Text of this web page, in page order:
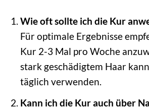
Wie oft sollte ich die Kur
Für optimale Ergebnisse
Kur 2-3 Mal pro Woche
stark geschädigtem Haar
täglich verwenden.
Kann ich die Kur auch über